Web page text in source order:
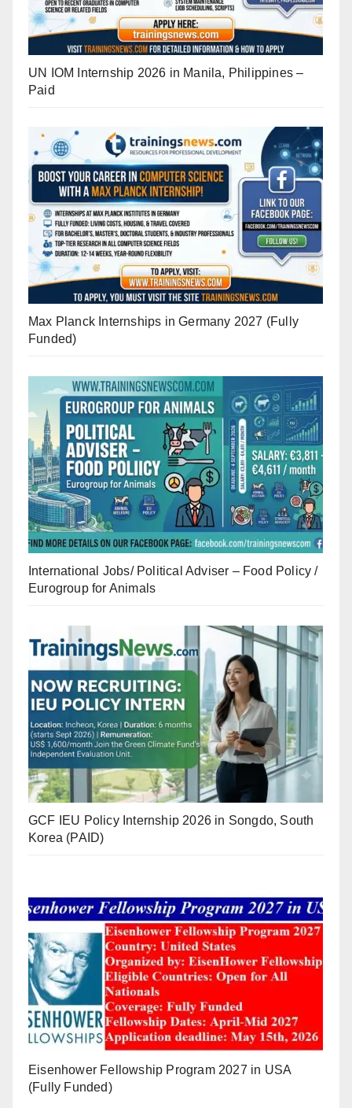
UN IOM Internship 2026 in Manila, Philippines –
Paid
Max Planck Internships in Germany 2027 (Fully
Funded)
International Jobs/ Political Adviser – Food Policy /
Eurogroup for Animals
GCF IEU Policy Internship 2026 in Songdo, South
Korea (PAID)
Eisenhower Fellowship Program 2027 in USA
(Fully Funded)